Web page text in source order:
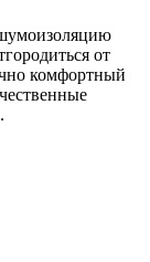
от
комфортный